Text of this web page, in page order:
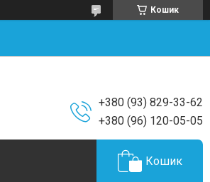
Кошик
+380 (93) 829-33-62
+380 (96) 120-05-05
Кошик